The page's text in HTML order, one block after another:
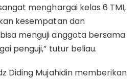
menghargai kelas 6 TMI,
kesempatan dan
menguji anggota bersama
penguji,” tutur beliau.
Diding Mujahidin memberikan